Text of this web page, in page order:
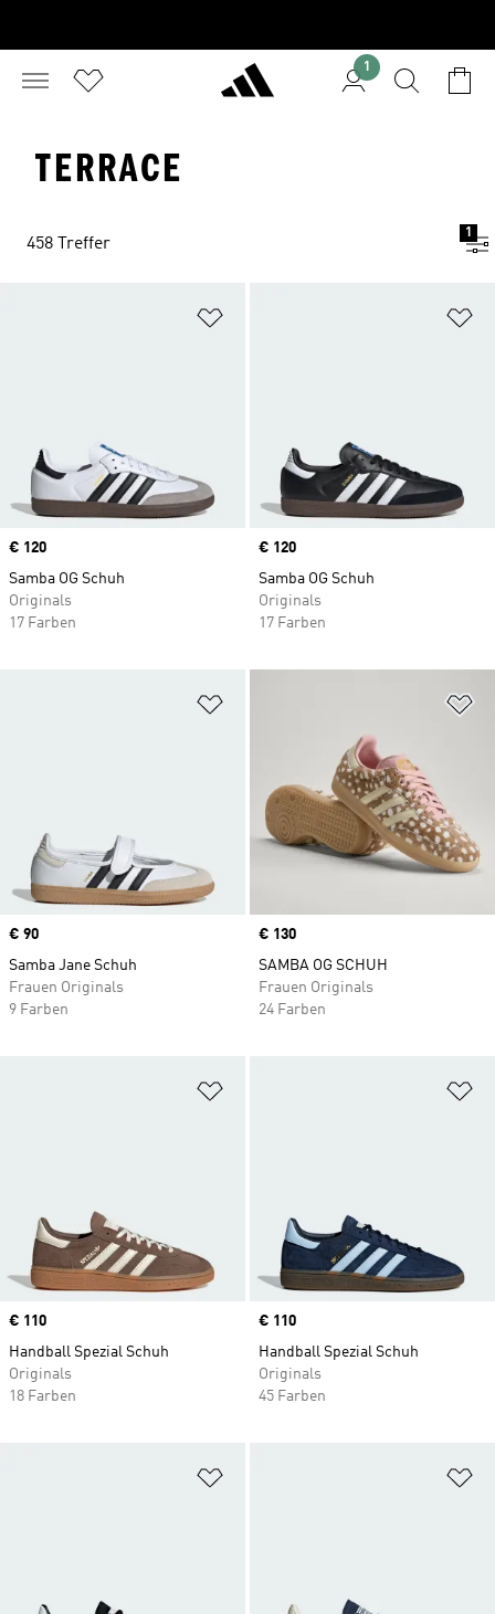
1
TERRACE
458 Treffer
1
Price
€ 120
Samba OG Schuh
Originals
17 Farben
Price
€ 120
Samba OG Schuh
Originals
17 Farben
Zur Wunschliste hinzufügen
Price
€ 90
Samba Jane Schuh
Frauen Originals
9 Farben
Price
€ 130
SAMBA OG SCHUH
Frauen Originals
24 Farben
Price
€ 110
Handball Spezial Schuh
Originals
18 Farben
Price
€ 110
Handball Spezial Schuh
Originals
45 Farben